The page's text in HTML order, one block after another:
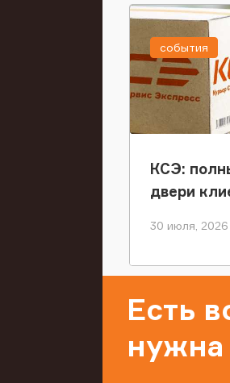
КСЭ:
двери
30 июля, 2026
события
Есть